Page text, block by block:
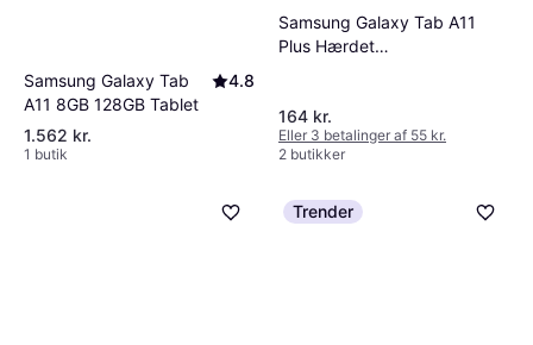
Samsung Galaxy Tab
A11 8GB 128GB Tablet
4.8
1.562 kr.
1 butik
Samsung Galaxy Tab A11
Plus Hærdet
164 kr.
Eller 3 betalinger af 55 kr.
2 butikker
Trender